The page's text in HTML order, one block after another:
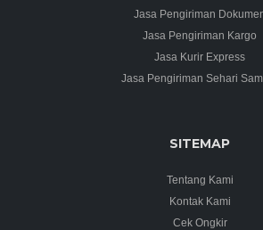
Jasa Pengiriman
Jasa Pengiriman Kargo
Jasa Kurir Express
Jasa Pengiriman Sehari
SITEMAP
Tentang Kami
Kontak Kami
Cek Ongkir